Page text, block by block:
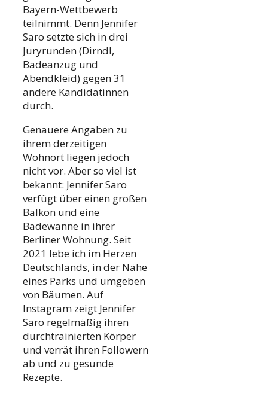
Bayern-Wettbewerb
teilnimmt. Denn Jennifer
Saro setzte sich in drei
Juryrunden (Dirndl,
Badeanzug und
Abendkleid) gegen 31
andere Kandidatinnen
durch.
Genauere Angaben zu
ihrem derzeitigen
Wohnort liegen jedoch
nicht vor. Aber so viel ist
bekannt: Jennifer Saro
verfügt über einen großen
Balkon und eine
Badewanne in ihrer
Berliner Wohnung. Seit
2021 lebe ich im Herzen
Deutschlands, in der Nähe
eines Parks und umgeben
von Bäumen. Auf
Instagram zeigt Jennifer
Saro regelmäßig ihren
durchtrainierten Körper
und verrät ihren Followern
ab und zu gesunde
Rezepte.